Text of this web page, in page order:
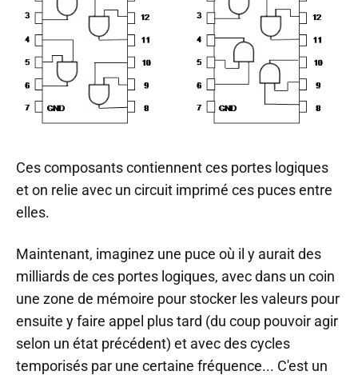
Ces composants contiennent ces portes logiques
et on relie avec un circuit imprimé ces puces entre
elles.
Maintenant, imaginez une puce où il y aurait des
milliards de ces portes logiques, avec dans un coin
une zone de mémoire pour stocker les valeurs pour
ensuite y faire appel plus tard (du coup pouvoir agir
selon un état précédent) et avec des cycles
temporisés par une certaine fréquence... C'est un